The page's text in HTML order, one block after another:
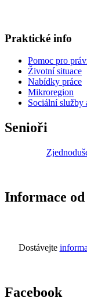
Praktické info
Pomoc pro
Životní situace
Nabídky práce
Mikroregion
Sociální služby
Senioři
Informace od
Dostávejte
Facebook